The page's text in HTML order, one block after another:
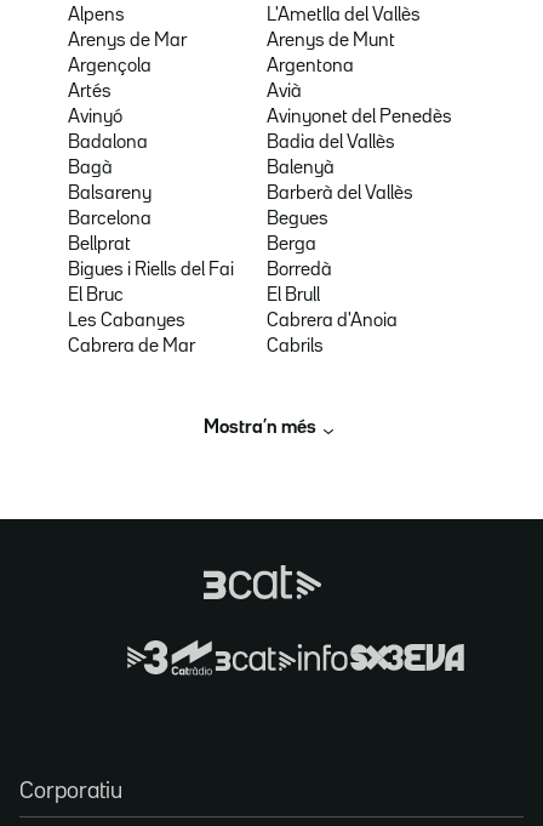
Alpens
L'Ametlla del Vallès
Arenys de Mar
Arenys de Munt
Argençola
Argentona
Artés
Avià
Avinyó
Avinyonet del Penedès
Badalona
Badia del Vallès
Bagà
Balenyà
Balsareny
Barberà del Vallès
Barcelona
Begues
Bellprat
Berga
Bigues i Riells del Fai
Borredà
El Bruc
El Brull
Les Cabanyes
Cabrera d'Anoia
Cabrera de Mar
Cabrils
Mostra’n més
Corporatiu